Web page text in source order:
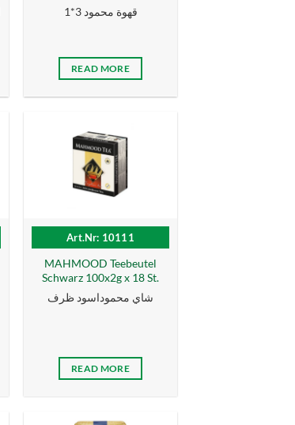
قهوة محمود 3*1
READ MORE
Art.Nr: 10111
MAHMOOD Teebeutel
Schwarz 100x2g x 18 St.
شاي محموداسود ظرف
READ MORE